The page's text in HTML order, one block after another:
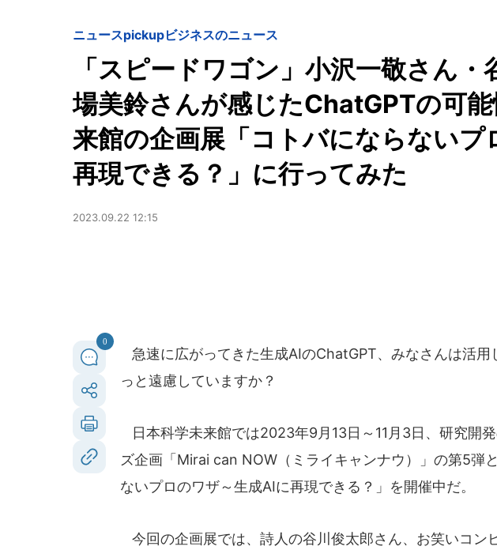
ニュースpickupビジネスのニュース
「スピードワゴン」小沢一敬さん
場美鈴さんが感じたChatGPTの可
来館の企画展「コトバにならないプ
再現できる？」に行ってみた
2023.09.22 12:15
0
急速に広がってきた生成AIのChatGPT、みなさんは活
っと遠慮していますか？
日本科学未来館では2023年9月13日～11月3日、研究開
ズ企画「Mirai can NOW（ミライキャンナウ）」の第5弾
ないプロのワザ～生成AIに再現できる？」を開催中だ。
今回の企画展では、詩人の谷川俊太郎さん、お笑いコン